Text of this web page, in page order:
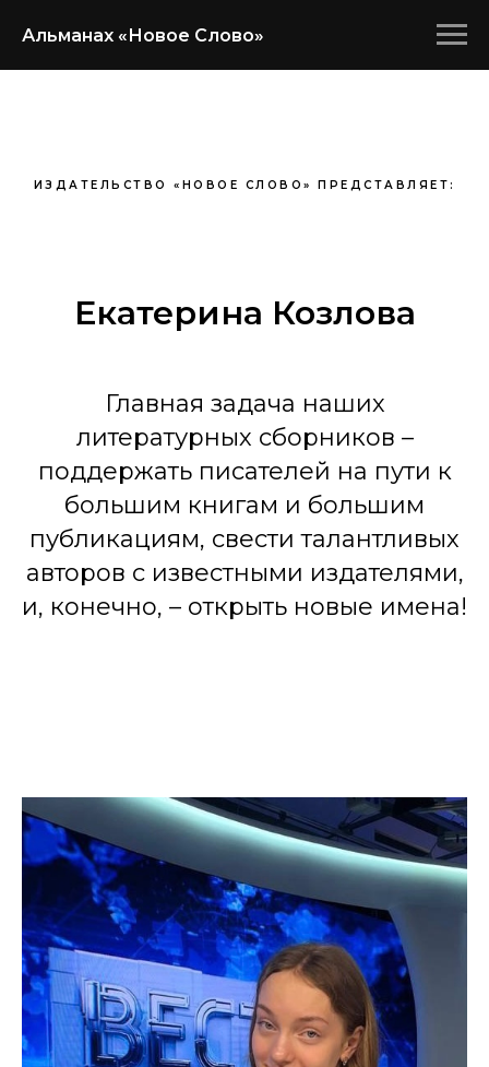
Альманах «Новое Слово»
ИЗДАТЕЛЬСТВО «НОВОЕ СЛОВО» ПРЕДСТАВЛЯЕТ:
Екатерина Козлова
Главная задача наших
литературных сборников –
поддержать писателей на пути к
большим книгам и большим
публикациям, свести талантливых
авторов с известными издателями,
и, конечно, – открыть новые имена!